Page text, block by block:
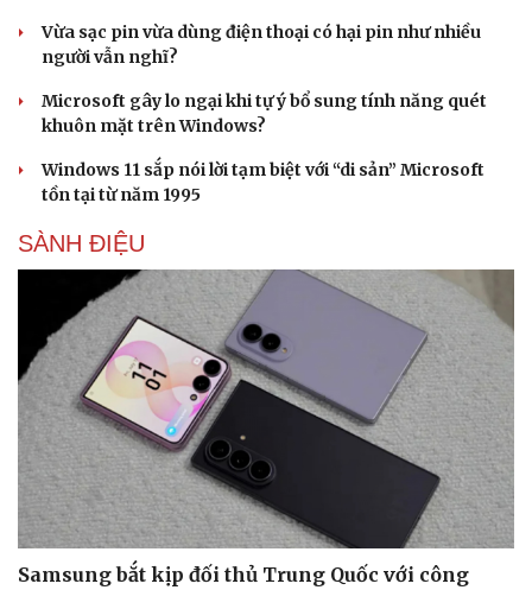
Cây thuốc
Sản phụ khoa
Nhi khoa
Nam khoa
Làm đẹp - giảm cân
Phòng mạch online
Ăn sạch sống khỏe
Blog
Vừa sạc pin vừa dùng điện thoại có hại pin như nhiều
người vẫn nghĩ?
Microsoft gây lo ngại khi tự ý bổ sung tính năng quét
khuôn mặt trên Windows?
Windows 11 sắp nói lời tạm biệt với “di sản” Microsoft
tồn tại từ năm 1995
SÀNH ĐIỆU
Samsung bắt kịp đối thủ Trung Quốc với công